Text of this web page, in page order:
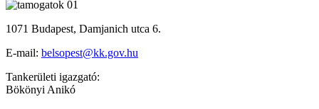
1071 Budapest, Damjanich utca 6.
E-mail: belsopest@kk.gov.hu
Tankerületi igazgató:
Bökönyi Anikó